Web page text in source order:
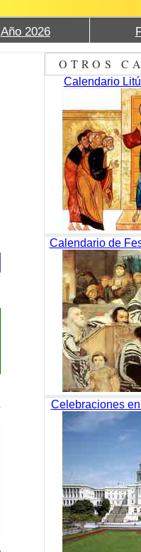
Año 2026
OTROS
Calendario
Calendario de
Celebraciones